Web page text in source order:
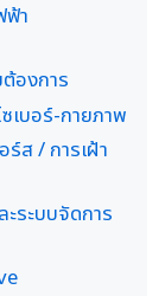
ฟ้า
องการ
บอร์-กายภาพ
ส / การเฝ้า
ระบบจัดการ